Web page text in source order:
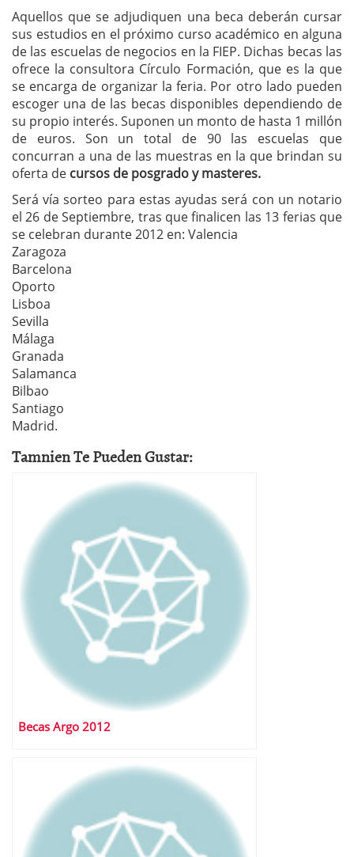
Aquellos que se adjudiquen una beca deberán cursar
sus estudios en el próximo curso académico en alguna
de las escuelas de negocios en la FIEP. Dichas becas las
ofrece la consultora Círculo Formación, que es la que
se encarga de organizar la feria. Por otro lado pueden
escoger una de las becas disponibles dependiendo de
su propio interés. Suponen un monto de hasta 1 millón
de euros. Son un total de 90 las escuelas que
concurran a una de las muestras en la que brindan su
oferta de cursos de posgrado y masteres.
Será vía sorteo para estas ayudas será con un notario
el 26 de Septiembre, tras que finalicen las 13 ferias que
se celebran durante 2012 en: Valencia
Zaragoza
Barcelona
Oporto
Lisboa
Sevilla
Málaga
Granada
Salamanca
Bilbao
Santiago
Madrid.
Tamnien Te Pueden Gustar:
Becas Argo 2012